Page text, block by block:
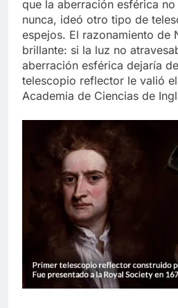
que la aberración esférica
nunca, ideó otro tipo de
espejos. El razonamiento de
brillante: si la luz no
aberración esférica dejaría
telescopio reflector le valió
Academia de Ciencias de